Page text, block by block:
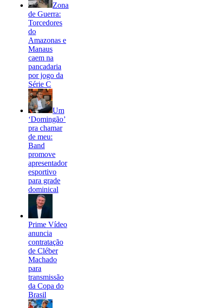
Zona
de Guerra:
Torcedores
do
Amazonas e
Manaus
caem na
pancadaria
por jogo da
Série C
Um
‘Domingão’
pra chamar
de meu:
Band
promove
apresentador
esportivo
para grade
dominical
Prime Vídeo
anuncia
contratação
de Cléber
Machado
para
transmissão
da Copa do
Brasil